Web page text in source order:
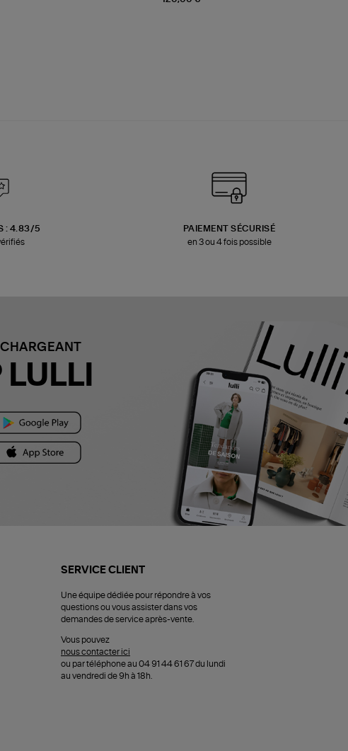
: 4.83/5
PAIEMENT SÉCURISÉ
en 3 ou 4 fois possible
LULLI
SERVICE CLIENT
Une équipe dédiée pour répondre à vos
questions ou vous assister dans vos
demandes de service après-vente.
Vous pouvez
nous contacter ici
ou par téléphone au 04 91 44 61 67 du lundi
au vendredi de 9h à 18h.